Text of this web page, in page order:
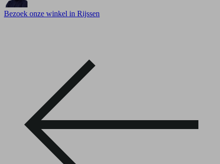
Bezoek onze winkel in Rijssen